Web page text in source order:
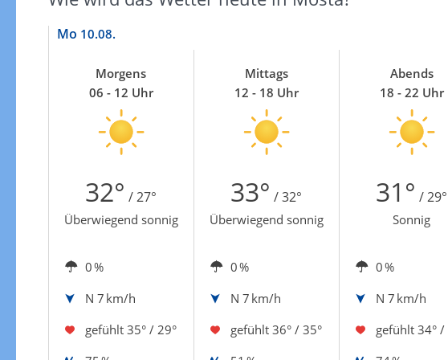
Mo 10.08.
Morgens
06 - 12 Uhr
Mittags
12 - 18 Uhr
Abends
18 - 22 Uhr
32° / 27° 33° / 32° 31° / 29°
Überwiegend sonnig Überwiegend sonnig Sonnig
0 % 0 % 0 %
N 7 km/h N 7 km/h N 7 km/h
gefühlt 35° / 29° gefühlt 36° / 35° gefühlt 34° /